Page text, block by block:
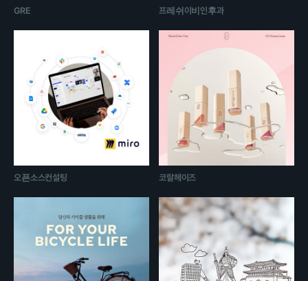
GRE 프레쉬이비인후과
오픈소스컨설팅 코랄헤이즈